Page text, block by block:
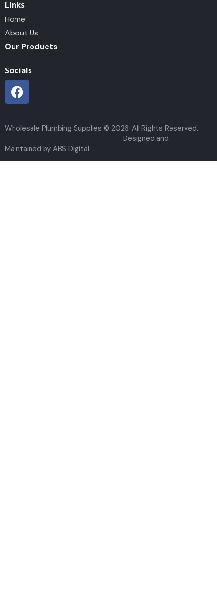
Links
Home
About Us
Our Products
Socials
Wholesale Plumbing Supplies © 2026. All Rights Reserved.
Designed and
Maintained by ABS Digital